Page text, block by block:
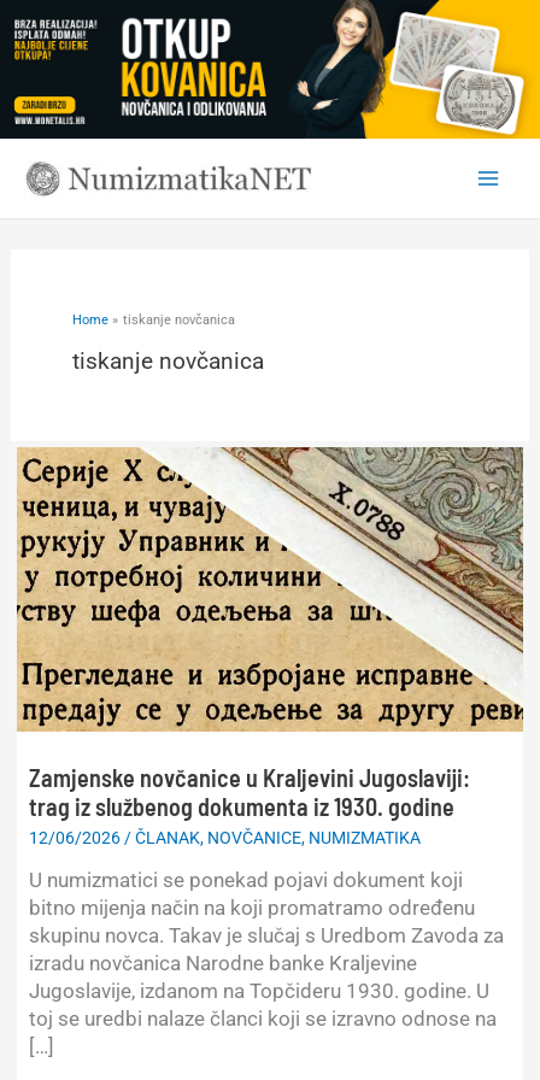
to
content
Home tiskanje novčanica
tiskanje novčanica
Zamjenske novčanice u Kraljevini Jugoslaviji:
trag iz službenog dokumenta iz 1930. godine
12/06/2026 /ČLANAK, NOVČANICE, NUMIZMATIKA
U numizmatici se ponekad pojavi dokument koji
bitno mijenja način na koji promatramo određenu
skupinu novca. Takav je slučaj s Uredbom Zavoda za
izradu novčanica Narodne banke Kraljevine
Jugoslavije, izdanom na Topčideru 1930. godine. U
toj se uredbi nalaze članci koji se izravno odnose na
[…]